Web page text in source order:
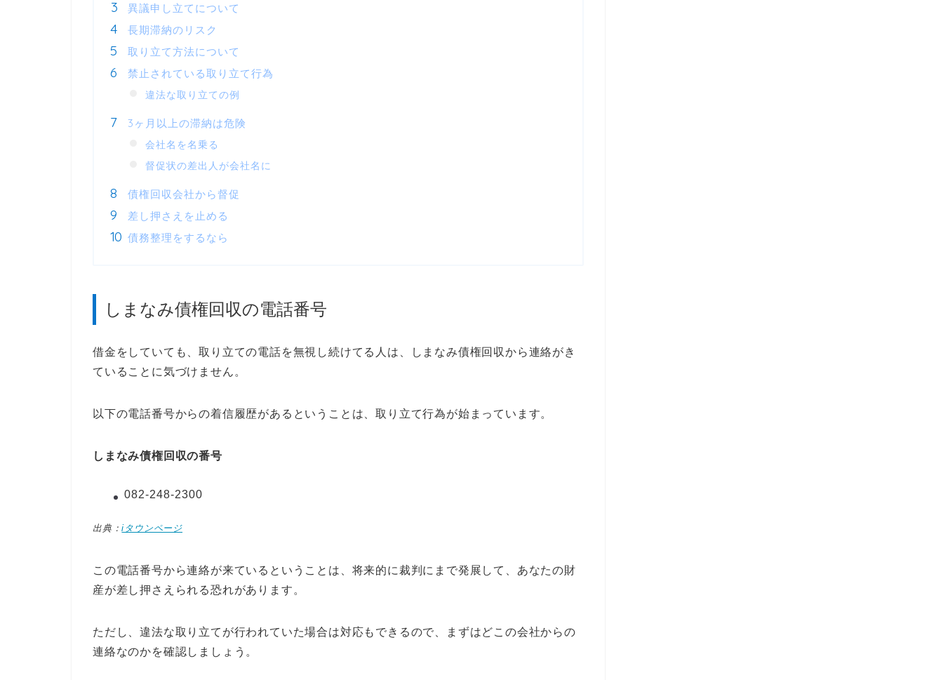
異議申し立てについて
長期滞納のリスク
取り立て方法について
禁止されている取り立て行為
違法な取り立ての例
3ヶ月以上の滞納は危険
会社名を名乗る
督促状の差出人が会社名に
債権回収会社から督促
差し押さえを止める
債務整理をするなら
しまなみ債権回収の電話番号
借金をしていても、取り立ての電話を無視し続けてる人は、しまなみ債権回収から連絡がき
ていることに気づけません。
以下の電話番号からの着信履歴があるということは、取り立て行為が始まっています。
しまなみ債権回収の番号
082-248-2300
出典：iタウンページ
この電話番号から連絡が来ているということは、将来的に裁判にまで発展して、あなたの財
産が差し押さえられる恐れがあります。
ただし、違法な取り立てが行われていた場合は対応もできるので、まずはどこの会社からの
連絡なのかを確認しましょう。